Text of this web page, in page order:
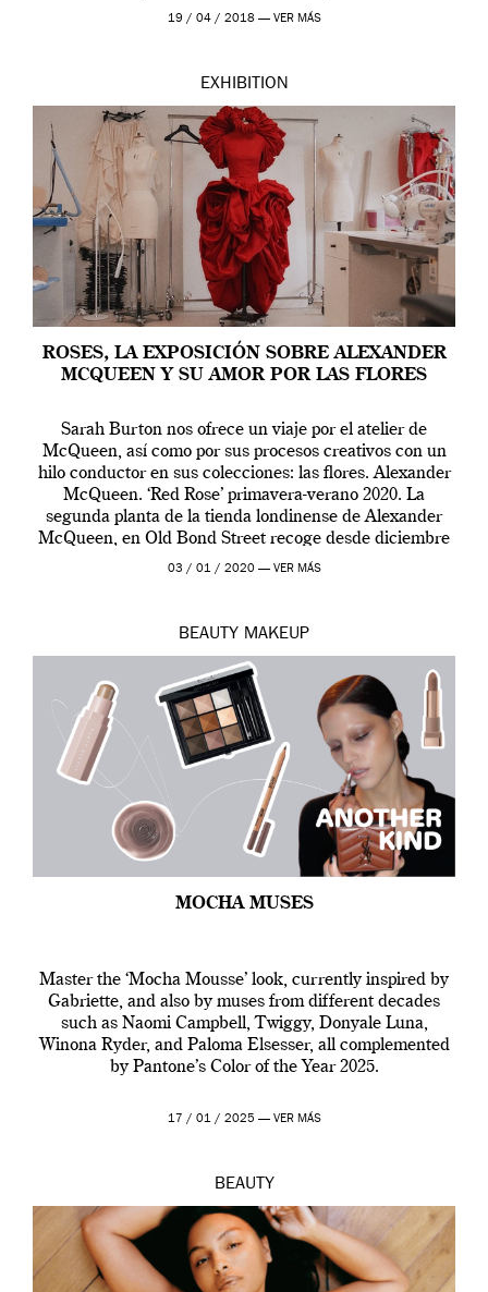
Westwood pasando […]
19 / 04 / 2018 — VER MÁS
EXHIBITION
ROSES, LA EXPOSICIÓN SOBRE ALEXANDER
MCQUEEN Y SU AMOR POR LAS FLORES
Sarah Burton nos ofrece un viaje por el atelier de
McQueen, así como por sus procesos creativos con un
hilo conductor en sus colecciones: las flores. Alexander
McQueen. ‘Red Rose’ primavera-verano 2020. La
segunda planta de la tienda londinense de Alexander
McQueen, en Old Bond Street recoge desde diciembre
de 2019 hasta final de abril […]
03 / 01 / 2020 — VER MÁS
BEAUTY MAKEUP
MOCHA MUSES
Master the ‘Mocha Mousse’ look, currently inspired by
Gabriette, and also by muses from different decades
such as Naomi Campbell, Twiggy, Donyale Luna,
Winona Ryder, and Paloma Elsesser, all complemented
by Pantone’s Color of the Year 2025.
17 / 01 / 2025 — VER MÁS
BEAUTY